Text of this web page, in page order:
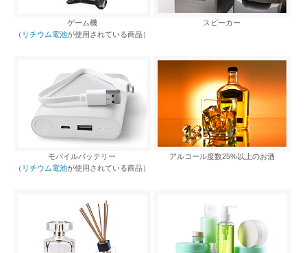
ゲーム機
（ リチウム電池が使用されている商品）
スピーカー
モバイルバッテリー
（ リチウム電池が使用されている商品）
アルコール度数25%以上のお酒